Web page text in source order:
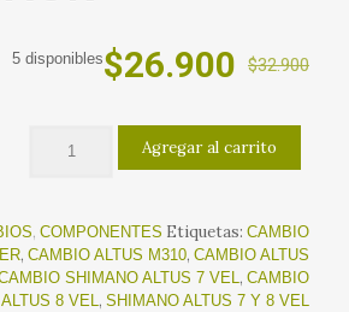
$32.900
El
original
era:
$26.900 El
actual
es:
5 disponibles
Agregar al carrito
, COMPONENTES Etiquetas: CAMBIO
, CAMBIO ALTUS M310, CAMBIO ALTUS
SHIMANO ALTUS 7 VEL , CAMBIO
8 VEL , SHIMANO ALTUS 7 Y 8 VEL